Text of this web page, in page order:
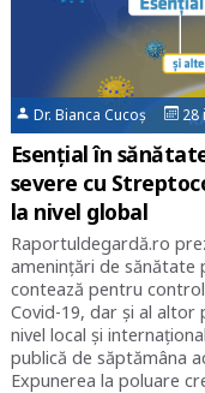
Dr. Bianca Cucoș 28
Esențial în
severe cu
la nivel global
Raportuldegardă.ro
amenințări de sănătate
contează pentru
Covid-19, dar și al altor
nivel local și
publică de săptămâna
Expunerea la poluare